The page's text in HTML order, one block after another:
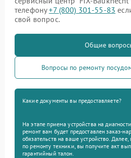
телефону+7 (800) 301-55-83
свой вопрос.
Общие
Вопросы по ремонту
Какие документы вы предоставляете?
На этапе приема устройства на
ремонт вам будет предоставлен заказ-
обязательств на ваше устройство.
по ремонту техники, вы получите акт
гарантийный талон.